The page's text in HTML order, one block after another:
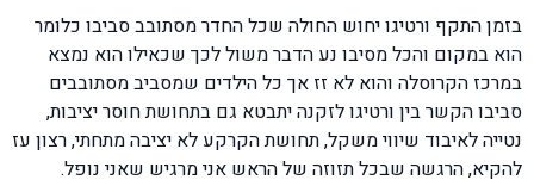
בזמן התקף ורטיגו יחוש החולה שכל החדר מסתובב סביבו כלומר
הוא במקום והכל מסיבו נע הדבר משול לכך שכאילו הוא נמצא
במרכז הקרוסלה והוא לא זז אך כל הילדים שמסביב מסתובבים
סביבו הקשר בין ורטיגו לזקנה יתבטא גם בתחושת חוסר יציבות,
נטייה לאיבוד שיווי משקל, תחושת הקרקע לא יציבה מתחתי, רצון עז
להקיא, הרגשה שבכל תזוזה של הראש אני מרגיש שאני נופל.